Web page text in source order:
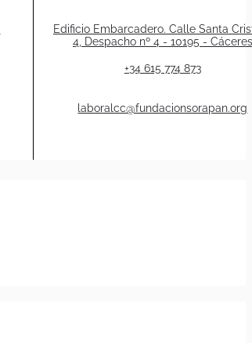
Edificio Embarcadero. Calle Santa
4, Despacho nº 4 - 10195 - Cáceres
+34 615 774 873
laboralcc@fundacionsorapan.org